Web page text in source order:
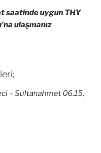
saatinde uygun THY
ulaşmanız
– Sultanahmet 06.15,